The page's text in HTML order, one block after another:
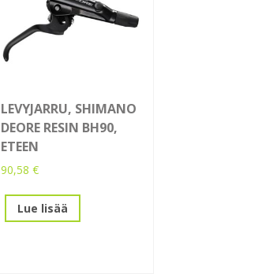
LEVYJARRU, SHIMANO
DEORE RESIN BH90,
ETEEN
90,58 €
Lue lisää